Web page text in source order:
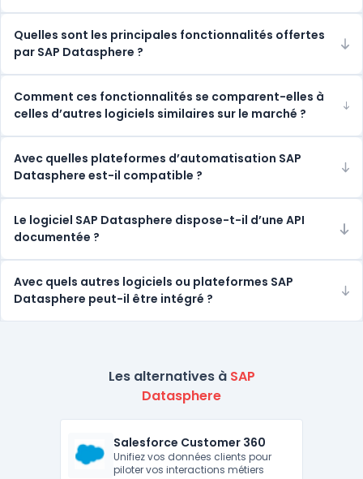
Quelles sont les principales fonctionnalités offertes
par SAP Datasphere ?
Comment ces fonctionnalités se comparent-elles à
celles d’autres logiciels similaires sur le marché ?
Avec quelles plateformes d’automatisation SAP
Datasphere est-il compatible ?
Le logiciel SAP Datasphere dispose-t-il d’une API
documentée ?
Avec quels autres logiciels ou plateformes SAP
Datasphere peut-il être intégré ?
Les alternatives à SAP
Datasphere
Salesforce Customer 360
Unifiez vos données clients pour
piloter vos interactions métiers